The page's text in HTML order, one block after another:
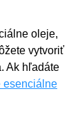
oleje,
vytvoriť
Ak hľadáte
esenciálne